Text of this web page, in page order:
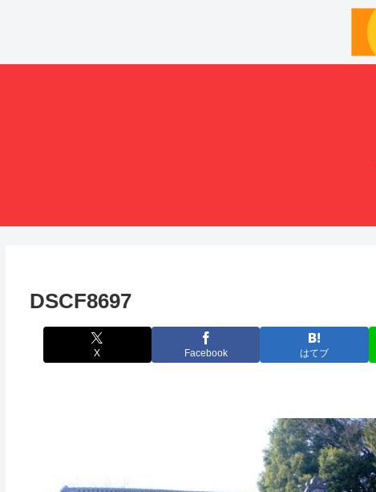
DSCF8697
X Facebook はてブ